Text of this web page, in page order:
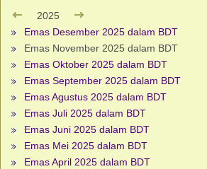
2025
Emas Desember 2025 dalam BDT
Emas November 2025 dalam BDT
Emas Oktober 2025 dalam BDT
Emas September 2025 dalam BDT
Emas Agustus 2025 dalam BDT
Emas Juli 2025 dalam BDT
Emas Juni 2025 dalam BDT
Emas Mei 2025 dalam BDT
Emas April 2025 dalam BDT